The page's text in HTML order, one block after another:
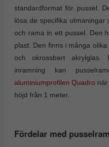
standardformat för pussel.
lösa de specifika
och rama in ett pussel. Den
plast. Den finns i många
och okrossbart
inramning kan
aluminiumprofilen Quadro
höjd från 1 meter.
Fördelar med